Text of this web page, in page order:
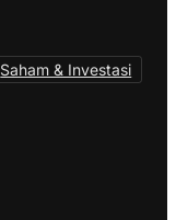
Saham & Investasi